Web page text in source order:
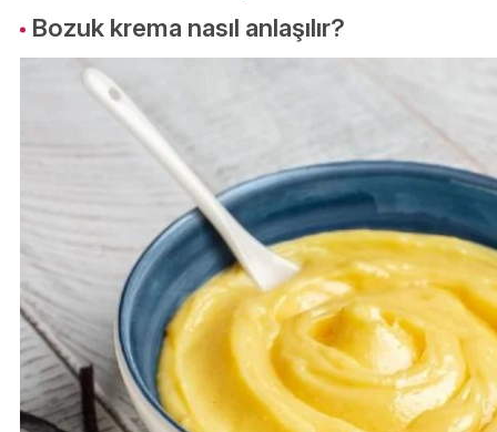
Bozuk krema nasıl anlaşılır?